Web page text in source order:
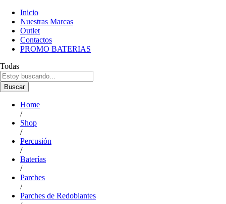
Inicio
Nuestras Marcas
Outlet
Contactos
PROMO BATERIAS
Todas
Buscar
Home
/
Shop
/
Percusión
/
Baterías
/
Parches
/
Parches de Redoblantes